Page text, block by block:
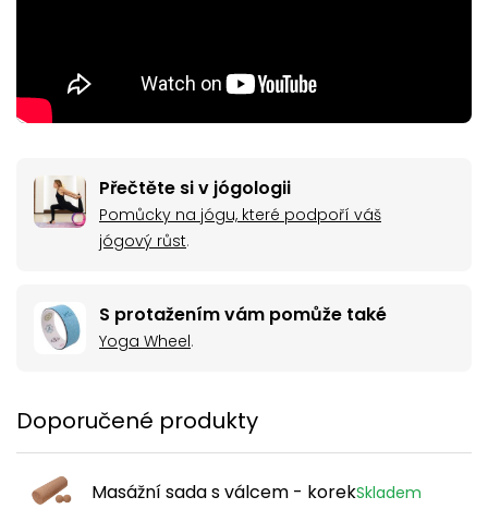
Přečtěte si v jógologii
Pomůcky na jógu, které podpoří váš
jógový růst.
S protažením vám pomůže také
Yoga Wheel.
Doporučené produkty
Masážní sada s válcem - korekSkladem